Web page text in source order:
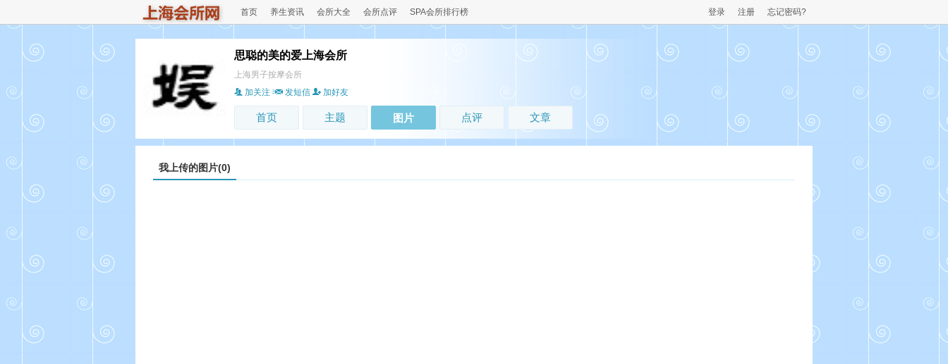
首页 养生资讯 会所大全 会所点评 SPA会所排行榜 忘记密码?
注册
登录
思聪的美的爱上海会所
上海男子按摩会所
加关注
发短信 加好友
首页 主题 图片 点评 文章
我上传的图片(0)